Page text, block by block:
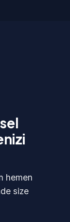
hemen
size